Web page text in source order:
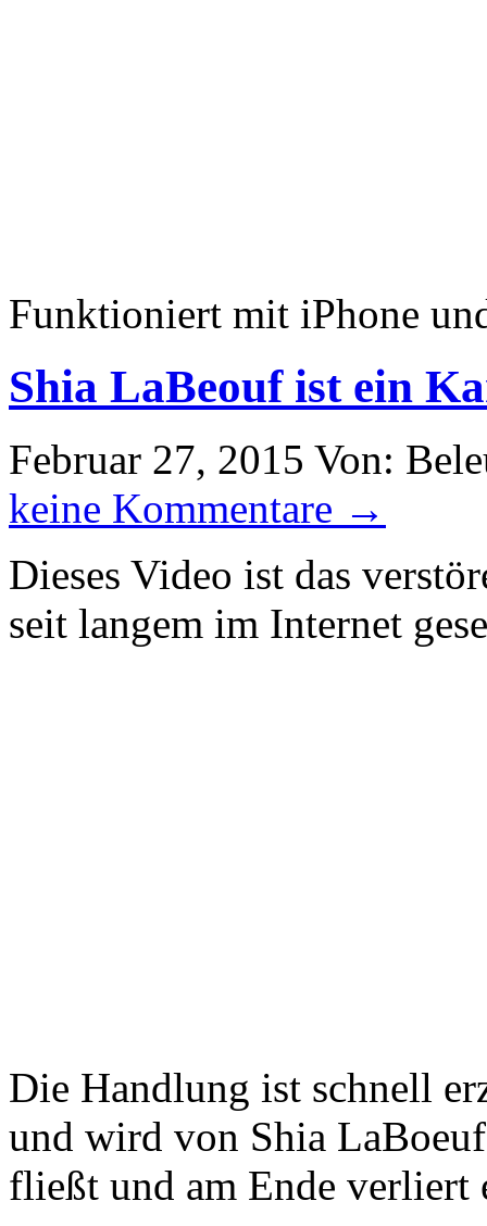
Funktioniert mit iPhone
Shia LaBeouf ist ein
Februar 27, 2015 Von:
keine Kommentare →
Dieses Video ist das
seit langem im Internet
Die Handlung ist schnell
und wird von Shia
fließt und am Ende verliert